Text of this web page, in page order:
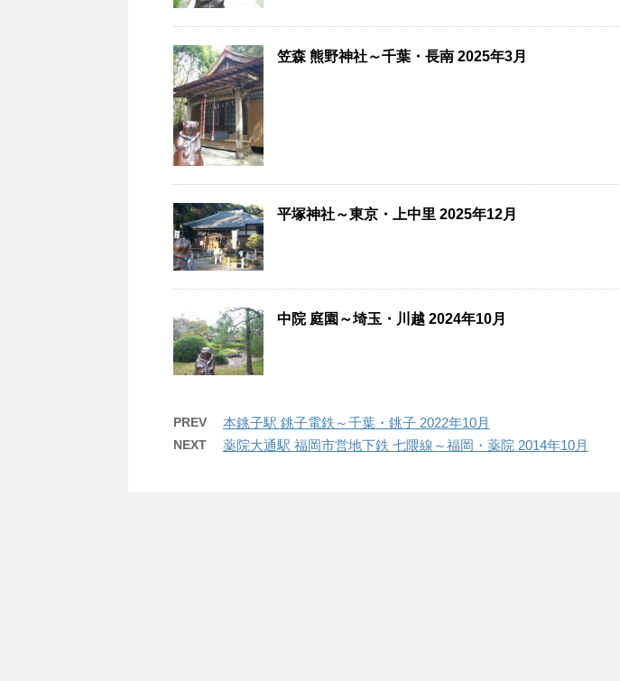
笠森 熊野神社～千葉・長南 2025年3月
平塚神社～東京・上中里 2025年12月
中院 庭園～埼玉・川越 2024年10月
PREV 本銚子駅 銚子電鉄～千葉・銚子 2022年10月
NEXT 薬院大通駅 福岡市営地下鉄 七隈線～福岡・薬院 2014年10月